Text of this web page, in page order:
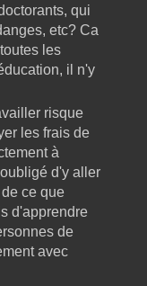
qui
etc? Ca
les
il n'y
risque
les frais de
à
d'y aller
ce que
d'apprendre
de
avec